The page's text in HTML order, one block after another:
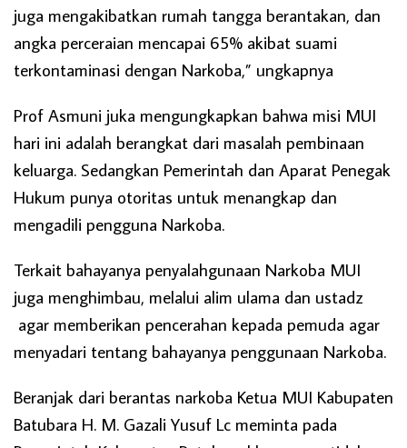
juga mengakibatkan rumah tangga berantakan, dan
angka perceraian mencapai 65% akibat suami
terkontaminasi dengan Narkoba,” ungkapnya
Prof Asmuni juka mengungkapkan bahwa misi MUI
hari ini adalah berangkat dari masalah pembinaan
keluarga. Sedangkan Pemerintah dan Aparat Penegak
Hukum punya otoritas untuk menangkap dan
mengadili pengguna Narkoba.
Terkait bahayanya penyalahgunaan Narkoba MUI
juga menghimbau, melalui alim ulama dan ustadz
agar memberikan pencerahan kepada pemuda agar
menyadari tentang bahayanya penggunaan Narkoba.
Beranjak dari berantas narkoba Ketua MUI Kabupaten
Batubara H. M. Gazali Yusuf Lc meminta pada